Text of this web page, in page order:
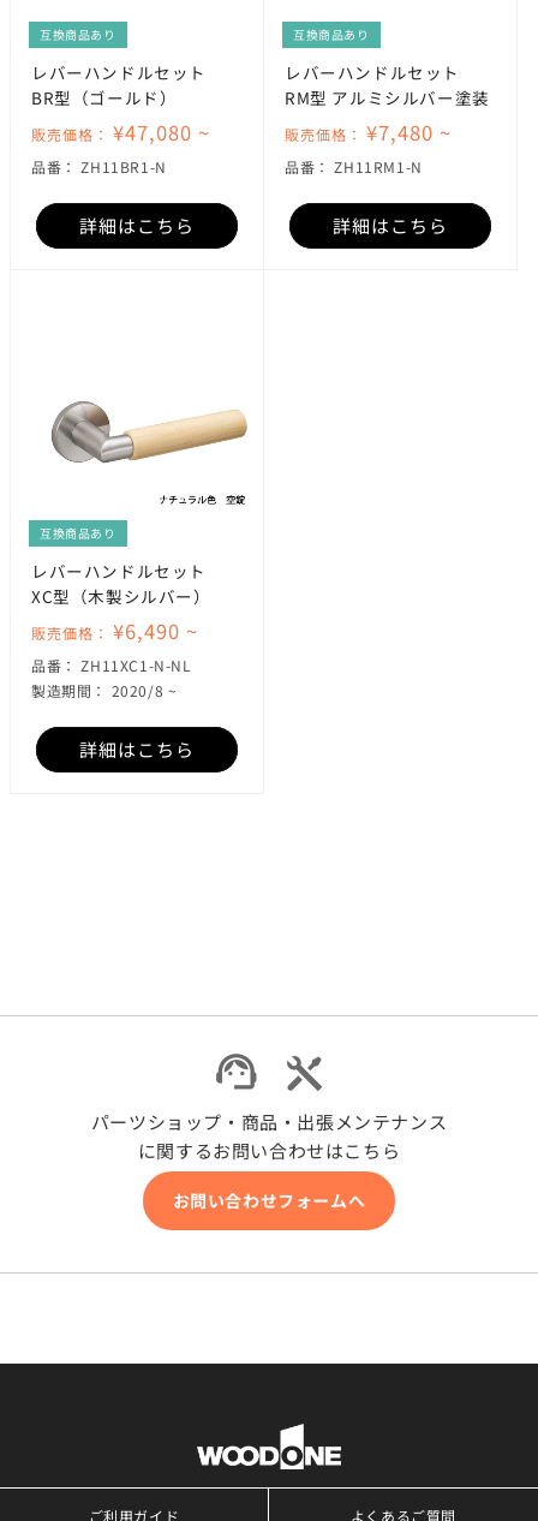
互換商品あり
レバーハンドルセット
BR型（ゴールド）
販売価格： ¥47,080 ~
品番： SKU:
ZH11BR1-N
詳細はこちら
互換商品あり
レバーハンドルセット
RM型 アルミシルバー塗装
販売価格： ¥7,480 ~
品番： SKU:
ZH11RM1-N
詳細はこちら
互換商品あり
レバーハンドルセット
XC型（木製シルバー）
販売価格： ¥6,490 ~
品番： SKU:
ZH11XC1-N-NL
製造期間： 2020/8 ~
詳細はこちら
パーツショップ・商品・出張メンテナンス
に関するお問い合わせはこちら
お問い合わせフォームへ
ご利用ガイド よくあるご質問